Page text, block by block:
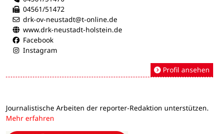
04561/51472
drk-ov-neustadt@t-online.de
www.drk-neustadt-holstein.de
Facebook
Instagram
Profil ansehen
Journalistische Arbeiten der reporter-Redaktion unterstützen.
Mehr erfahren